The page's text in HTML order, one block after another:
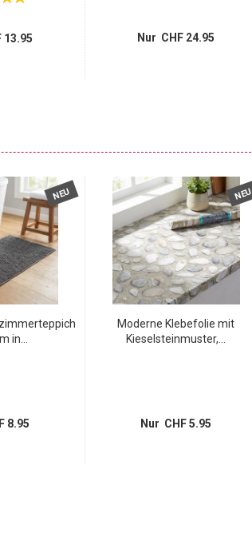
13.95 Nur CHF 24.95
NEU
in...
8.95
NEU
Moderne Klebefolie mit
Kieselsteinmuster,...
Nur CHF 5.95